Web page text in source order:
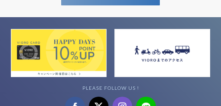
PLEASE FOLLOW US !